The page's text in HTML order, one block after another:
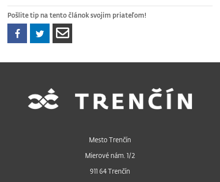
Pošlite tip na tento článok svojim priateľom!
Mesto Trenčín
Mierové nám. 1/2
911 64 Trenčín